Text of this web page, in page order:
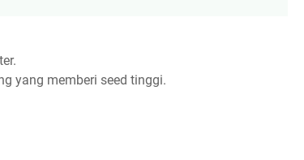
yang memberi seed tinggi.